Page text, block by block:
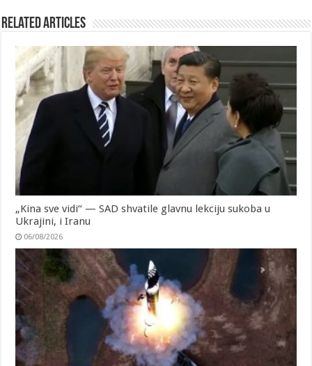
Related Articles
„Kina sve vidi“ — SAD shvatile glavnu lekciju sukoba u
Ukrajini, i Iranu
06/08/2026